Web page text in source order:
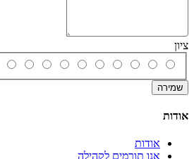
ציון
שמירה
אודות
אודות
אנו תורמים לקהילה